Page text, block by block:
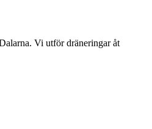
Vi utför dräneringar åt